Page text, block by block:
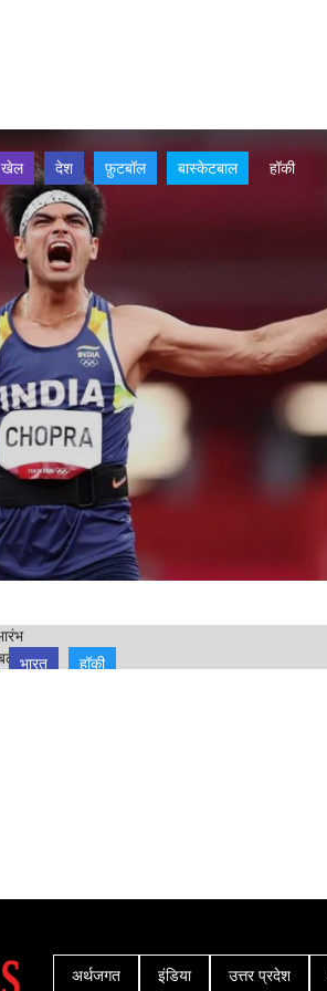
खेल देश फ़ुटबॉल बास्केटबाल हॉकी
भारत हॉकी
अर्थजगत इंडिया उत्तर प्रदेश